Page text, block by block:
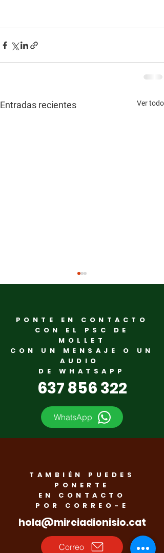
Entradas recientes Ver todo
‘’Nosotros no
gobernamos ni a
golpe de titular ni a
hacemos con rigor,
planifi cación y
sentido de ciudad’’
PONTE EN CONTACTO
CON EL PSC DE
MOLLET
CON UN MENSAJE O UN
AUDIO
DE WHATSAPP
637 856 322
WhatsApp
TAMBIÉN PUEDES
PONERTE
EN CONTACTO
POR CORREO-E
hola@mireiadionisio.cat
Correo